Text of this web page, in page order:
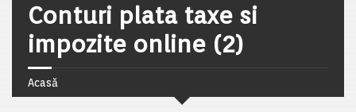
Conturi plata taxe si
impozite online (2)
Acasă